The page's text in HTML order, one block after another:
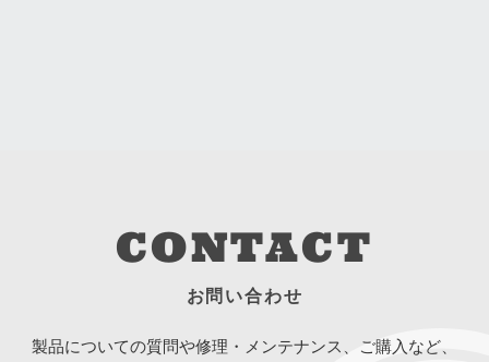
CONTACT
お問い合わせ
製品についての質問や修理・メンテナンス、ご購入など、